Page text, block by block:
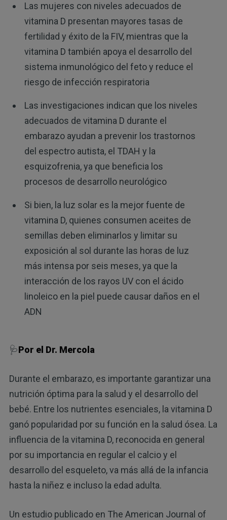
Las mujeres con niveles adecuados de
vitamina D presentan mayores tasas de
fertilidad y éxito de la FIV, mientras que la
vitamina D también apoya el desarrollo del
sistema inmunológico del feto y reduce el
riesgo de infección respiratoria
Las investigaciones indican que los niveles
adecuados de vitamina D durante el
embarazo ayudan a prevenir los trastornos
del espectro autista, el TDAH y la
esquizofrenia, ya que beneficia los
procesos de desarrollo neurológico
Si bien, la luz solar es la mejor fuente de
vitamina D, quienes consumen aceites de
semillas deben eliminarlos y limitar su
exposición al sol durante las horas de luz
más intensa por seis meses, ya que la
interacción de los rayos UV con el ácido
linoleico en la piel puede causar daños en el
ADN
🩺Por el Dr. Mercola
Durante el embarazo, es importante garantizar una
nutrición óptima para la salud y el desarrollo del
bebé. Entre los nutrientes esenciales, la vitamina D
ganó popularidad por su función en la salud ósea. La
influencia de la vitamina D, reconocida en general
por su importancia en regular el calcio y el
desarrollo del esqueleto, va más allá de la infancia
hasta la niñez e incluso la edad adulta.
Un estudio publicado en The American Journal of